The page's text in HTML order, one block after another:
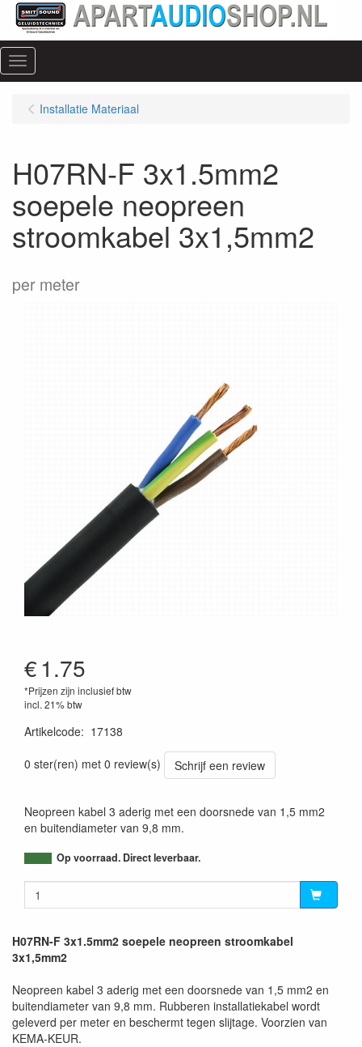
Menu
Installatie Materiaal
H07RN-F 3x1.5mm2
soepele neopreen
stroomkabel 3x1,5mm2
per meter
€1.75
*Prijzen zijn inclusief btw
incl. 21% btw
Artikelcode: 17138
0 ster(ren) met 0 review(s)
Schrijf een review
Neopreen kabel 3 aderig met een doorsnede van 1,5 mm2
en buitendiameter van 9,8 mm.
Op voorraad. Direct leverbaar.
H07RN-F 3x1.5mm2 soepele neopreen stroomkabel
3x1,5mm2
Neopreen kabel 3 aderig met een doorsnede van 1,5 mm2 en
buitendiameter van 9,8 mm. Rubberen installatiekabel wordt
geleverd per meter en beschermt tegen slijtage. Voorzien van
KEMA-KEUR.